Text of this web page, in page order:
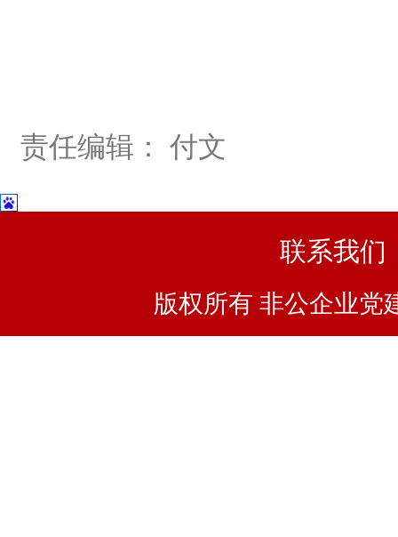
责任编辑： 付文
联系我们
版权所有 非公企业党